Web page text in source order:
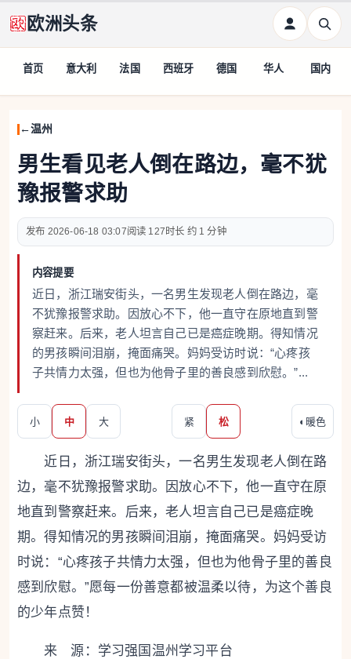
欧洲头条
首页 意大利 法国 西班牙 德国 华人 国内
温州
男生看见老人倒在路边，毫不犹
豫报警求助
2026-06-18 03:07 127 约 1 分钟
内容提要
近日，浙江瑞安街头，一名男生发现老人倒在路边，毫
不犹豫报警求助。因放心不下，他一直守在原地直到警
察赶来。后来，老人坦言自己已是癌症晚期。得知情况
的男孩瞬间泪崩，掩面痛哭。妈妈受访时说：“心疼孩
子共情力太强，但也为他骨子里的善良感到欣慰。”...
小 中 大 紧 松 ◐ 暖色
近日，浙江瑞安街头，一名男生发现老人倒在路
边，毫不犹豫报警求助。因放心不下，他一直守在原
地直到警察赶来。后来，老人坦言自己已是癌症晚
期。得知情况的男孩瞬间泪崩，掩面痛哭。妈妈受访
时说：“心疼孩子共情力太强，但也为他骨子里的善良
感到欣慰。”愿每一份善意都被温柔以待，为这个善良
的少年点赞！
来 源：学习强国温州学习平台